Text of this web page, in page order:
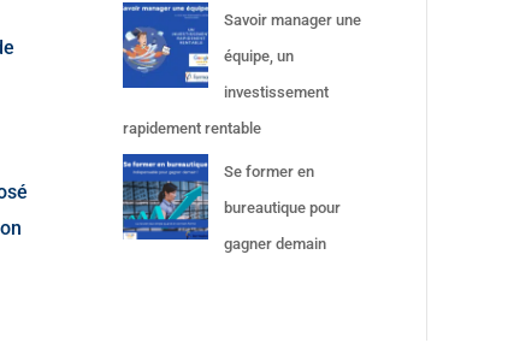
Savoir manager une
équipe, un
investissement
rapidement rentable
Se former en
bureautique pour
gagner demain